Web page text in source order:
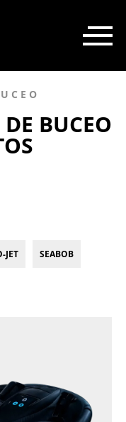
BUCEO
JET SEABOB